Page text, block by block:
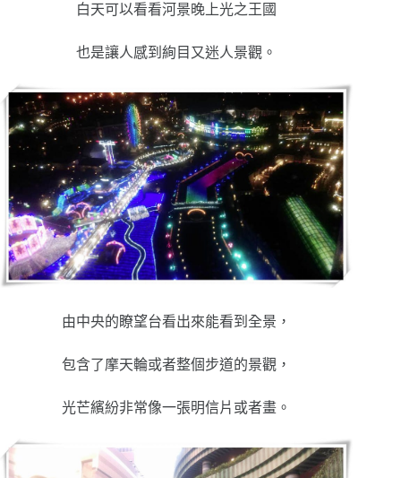
白天可以看看河景晚上光之王國
也是讓人感到絢目又迷人景觀。
由中央的瞭望台看出來能看到全景，
包含了摩天輪或者整個步道的景觀，
光芒繽紛非常像一張明信片或者畫。